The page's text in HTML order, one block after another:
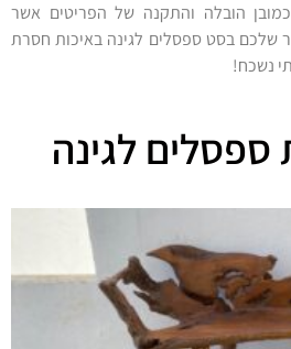
הובלה והתקנה של הפריטים אשר
שלכם בסט ספסלים לגינה באיכות חסרת
נשכח!
ספסלים לגינה